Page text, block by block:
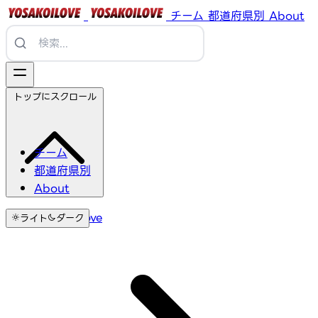
チーム 都道府県別 About
チーム
都道府県別
About
ライト ダーク
トップにスクロール
YosakoiLove